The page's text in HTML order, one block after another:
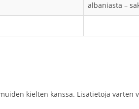
albaniasta –
kielten kanssa. Lisätietoja varten